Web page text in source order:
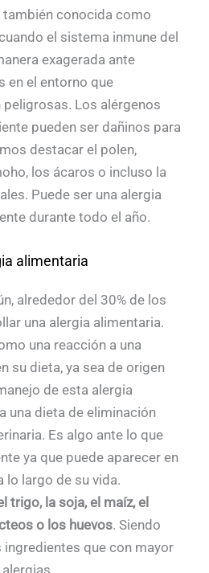
también conocida como
el sistema inmune del
exagerada ante
en el entorno que
Los alérgenos
pueden ser dañinos para
destacar el polen,
los ácaros o incluso la
Puede ser una alergia
durante todo el año.
alimentaria
alrededor del 30% de los
una alergia alimentaria.
una reacción a una
su dieta, ya sea de origen
de esta alergia
una dieta de eliminación
Es algo ante lo que
ya que puede aparecer en
lo largo de su vida.
trigo, la soja, el maíz, el
o los huevos. Siendo
que con mayor